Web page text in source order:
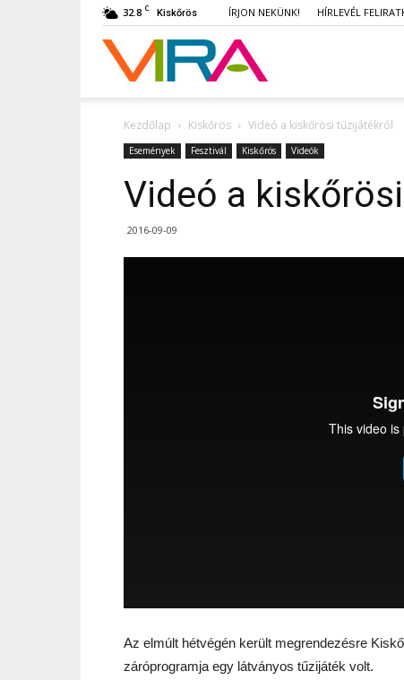
32.8 C Kiskőrös ÍRJON NEKÜNK! HÍRLEVÉL
VIRA
Kezdőlap Kiskőrös Videó a kiskőrösi tűzijátékról
Események Fesztivál Kiskőrös Videók
Videó a
2016-09-09
Az elmúlt hétvégén került megrendezésre
záróprogramja egy látványos tűzijáték volt.